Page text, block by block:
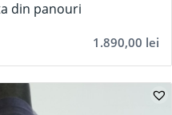
din panouri
1.890,00 lei